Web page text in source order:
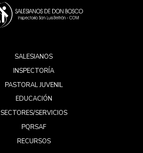
SALESIANOS
INSPECTORÍA
PASTORAL JUVENIL
EDUCACIÓN
SECTORES/SERVICIOS
PQRSAF
RECURSOS